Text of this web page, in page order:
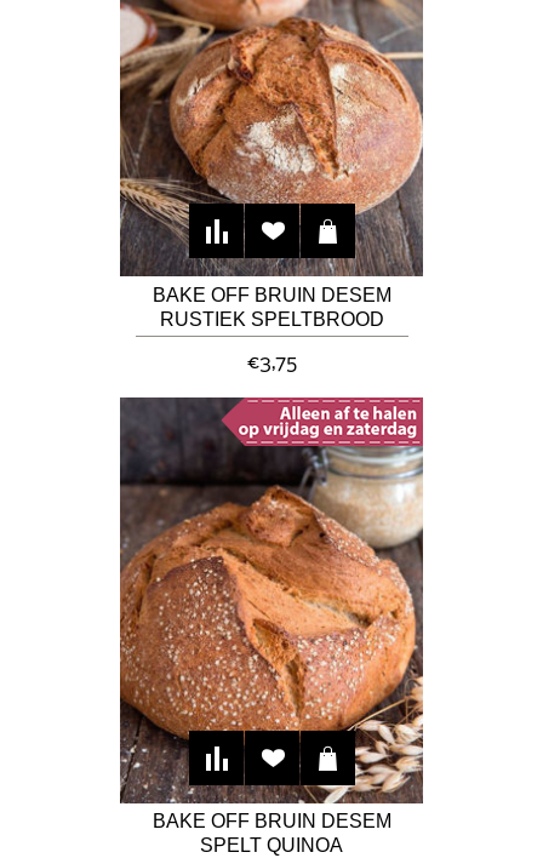
BAKE OFF BRUIN DESEM
RUSTIEK SPELTBROOD
€3,75
BAKE OFF BRUIN DESEM
SPELT QUINOA